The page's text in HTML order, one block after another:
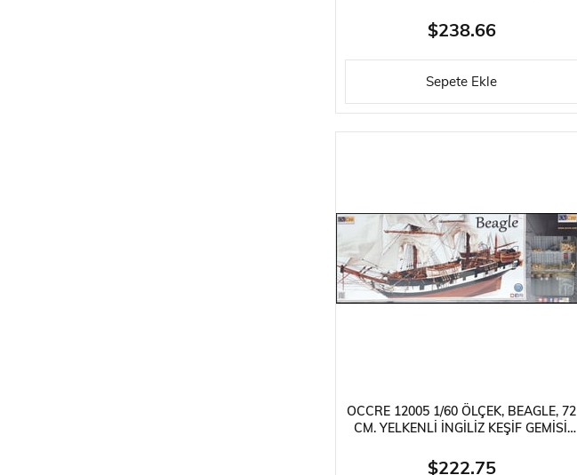
$238.66
Sepete Ekle
OCCRE 12005 1/60 ÖLÇEK, BEAGLE, 72
CM. YELKENLI İNGILIZ KEŞIF GEMISI,
$222.75